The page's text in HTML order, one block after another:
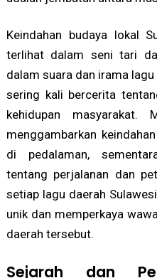
Keindahan budaya lokal
terlihat dalam seni tari
dalam suara dan irama
sering kali bercerita
kehidupan masyarakat.
menggambarkan
di pedalaman,
tentang perjalanan dan
setiap lagu daerah
unik dan memperkaya
daerah tersebut.
Sejarah dan